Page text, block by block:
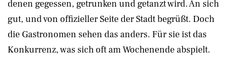
denen gegessen, getrunken und getanzt wird. An sich
gut, und von offizieller Seite der Stadt begrüßt. Doch
die Gastronomen sehen das anders. Für sie ist das
Konkurrenz, was sich oft am Wochenende abspielt.